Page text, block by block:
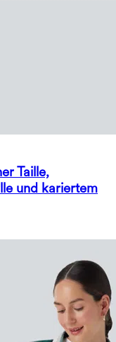
Taille,
und kariertem